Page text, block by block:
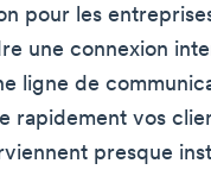
pour les
une connexion
ligne de
rapidement vos
presque